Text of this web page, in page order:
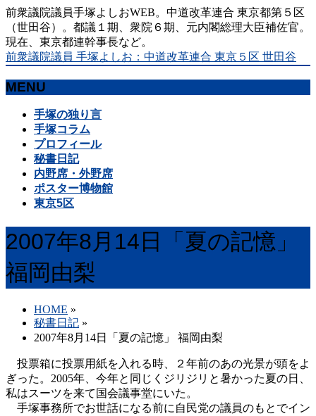
前衆議院議員手塚よしおWEB。中道改革連合 東京都第５区
（世田谷）。都議１期、衆院６期、元内閣総理大臣補佐官。
現在、東京都連幹事長など。
前衆議院議員 手塚よしお：中道改革連合 東京５区 世田谷
MENU
手塚の独り言
手塚コラム
プロフィール
秘書日記
内野席・外野席
ポスター博物館
東京5区
2007年8月14日「夏の記憶」
福岡由梨
HOME »
秘書日記 »
2007年8月14日「夏の記憶」 福岡由梨
投票箱に投票用紙を入れる時、２年前のあの光景が頭をよ
ぎった。2005年、今年と同じくジリジリと暑かった夏の日、
私はスーツを来て国会議事堂にいた。
手塚事務所でお世話になる前に自民党の議員のもとでイン